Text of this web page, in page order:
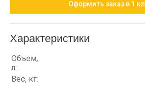
Оформить заказ в 1
Характеристики
Объем,
л:
Вес, кг: